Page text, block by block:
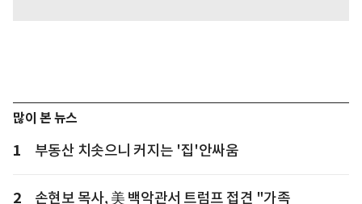
많이 본 뉴스
1 부동산 치솟으니 커지는 '집'안싸움
2
손현보 목사, 美 백악관서 트럼프 접견 "가족